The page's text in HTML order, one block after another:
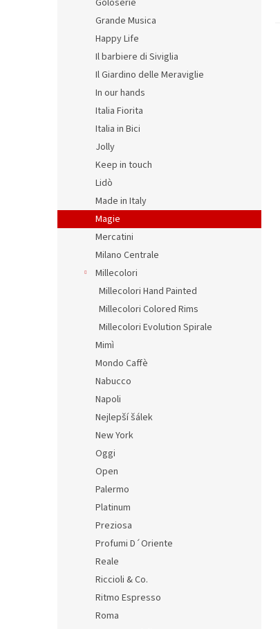
Goloserie
Grande Musica
Happy Life
Il barbiere di Siviglia
Il Giardino delle Meraviglie
In our hands
Italia Fiorita
Italia in Bici
Jolly
Keep in touch
Lidò
Made in Italy
Magie
Mercatini
Milano Centrale
Millecolori
Millecolori Hand Painted
Millecolori Colored Rims
Millecolori Evolution Spirale
Mimì
Mondo Caffè
Nabucco
Napoli
Nejlepší šálek
New York
Oggi
Open
Palermo
Platinum
Preziosa
Profumi D´Oriente
Reale
Riccioli & Co.
Ritmo Espresso
Roma